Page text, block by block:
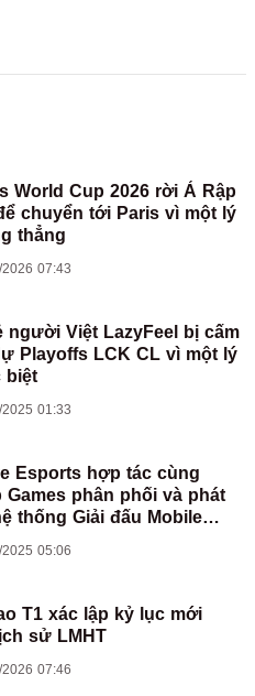
World Cup 2026 rời Ả Rập
chuyển tới Paris vì một lý
thẳng
2026 07:43
người Việt LazyFeel bị cấm
Playoffs LCK CL vì một lý
biệt
2025 01:33
Esports hợp tác cùng
Games phân phối và phát
thống Giải đấu Mobile
Bang Bang tại Việt Nam
05:06
T1 xác lập kỷ lục mới
sử LMHT
2026 07:46